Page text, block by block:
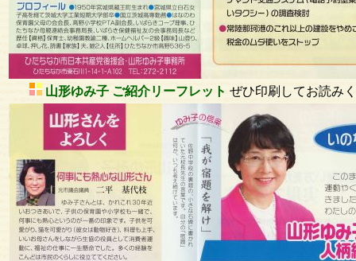
山形ゆみ子 ご紹介リーフレット ぜひ印刷してお読み